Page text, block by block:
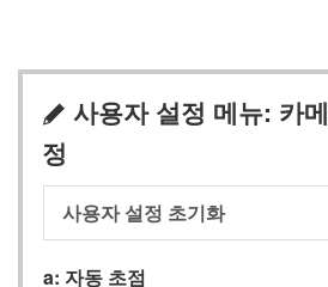
A 사용자 설정 메뉴: 카
정
사용자 설정 초기화
a: 자동 초점